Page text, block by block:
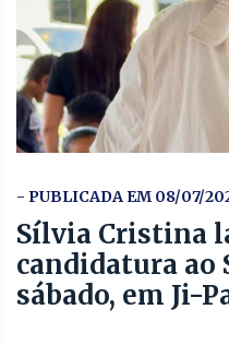
- PUBLICADA EM 08/07/
Sílvia Cristina
candidatura ao
sábado, em Ji-